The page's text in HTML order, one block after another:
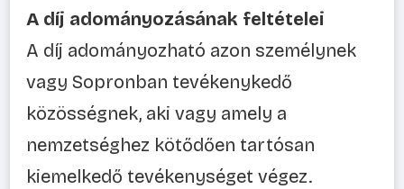
A díj adományozásának feltételei
A díj adományozható azon személynek
vagy Sopronban tevékenykedő
közösségnek, aki vagy amely a
nemzetséghez kötődően tartósan
kiemelkedő tevékenységet végez.